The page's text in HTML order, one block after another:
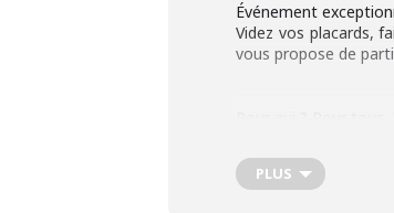
Événement
Videz vos placards,
vous propose de
Une occasion
PLUS